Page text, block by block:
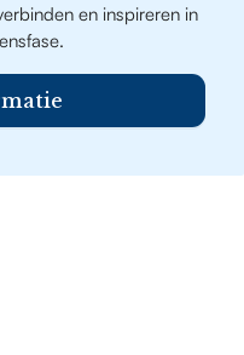
en inspireren in